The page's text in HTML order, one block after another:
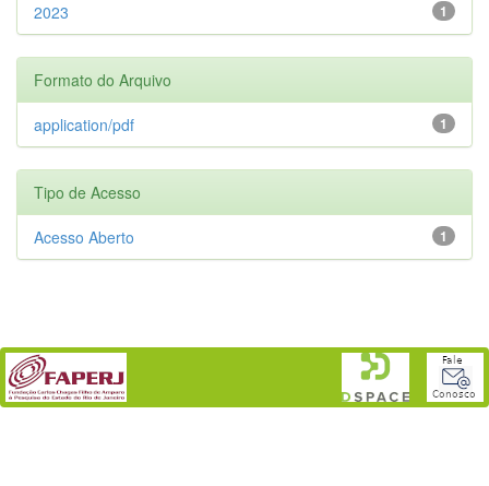
1
2023
Formato do Arquivo
1
application/pdf
Tipo de Acesso
1
Acesso Aberto